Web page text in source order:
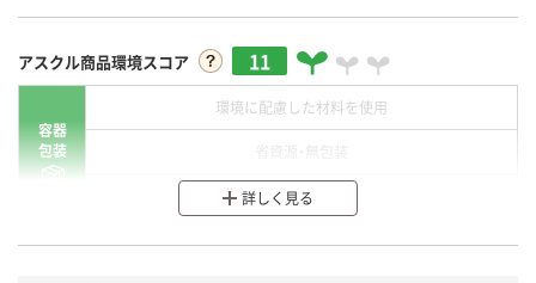
アスクル商品環境スコア 11
容器
包装
環境に配慮した材料を使用
分別・リサイクルしやすい設計
詳しく見る